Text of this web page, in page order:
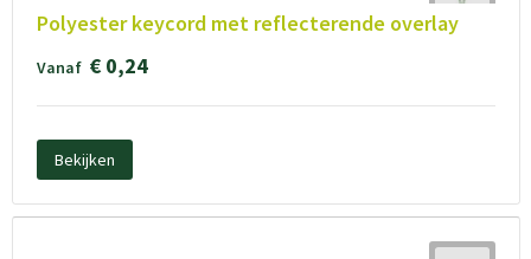
Polyester keycord met reflecterende overlay
Vanaf € 0,24
Bekijken